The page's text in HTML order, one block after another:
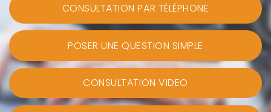
CONSULTATION PAR TÉLÉPHONE
POSER UNE QUESTION SIMPLE
CONSULTATION VIDEO